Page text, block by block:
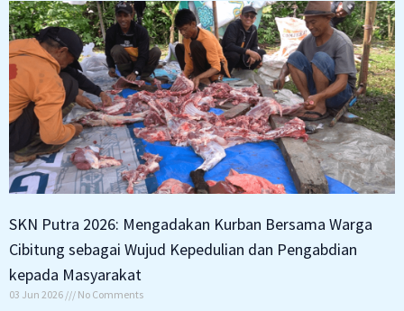
SKN Putra 2026: Mengadakan Kurban Bersama Warga
Cibitung sebagai Wujud Kepedulian dan Pengabdian
kepada Masyarakat
03 Jun 2026 No Comments